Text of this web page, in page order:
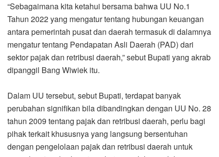
“Sebagaimana kita ketahui bersama bahwa UU No.1
Tahun 2022 yang mengatur tentang hubungan keuangan
antara pemerintah pusat dan daerah termasuk di dalamnya
mengatur tentang Pendapatan Asli Daerah (PAD) dari
sektor pajak dan retribusi daerah,” sebut Bupati yang akrab
dipanggil Bang Wiwiek itu.
Dalam UU tersebut, sebut Bupati, terdapat banyak
perubahan signifikan bila dibandingkan dengan UU No. 28
tahun 2009 tentang pajak dan retribusi daerah, perlu bagi
pihak terkait khususnya yang langsung bersentuhan
dengan pengelolaan pajak dan retribusi daerah untuk